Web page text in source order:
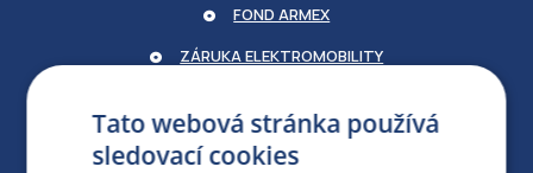
FOND ARMEX
ZÁRUKA ELEKTROMOBILITY
PRO MÉDIA
Tato webová stránka používá
sledovací cookies